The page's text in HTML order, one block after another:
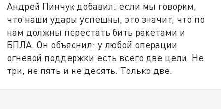
Андрей Пинчук добавил: если мы говорим,
что наши удары успешны, это значит, что по
нам должны перестать бить ракетами и
БПЛА. Он объяснил: у любой операции
огневой поддержки есть всего две цели. Не
три, не пять и не десять. Только две.